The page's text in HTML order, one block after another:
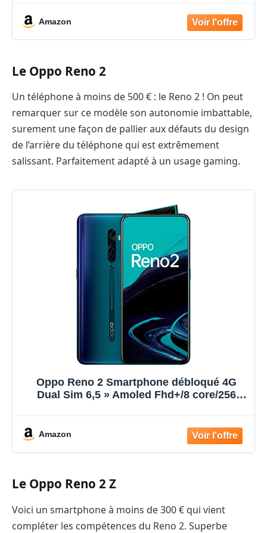
Amazon
Le Oppo Reno 2
Un téléphone à moins de 500 € : le Reno 2 ! On peut
remarquer sur ce modèle son autonomie imbattable,
surement une façon de pallier aux défauts du design
de l’arrière du téléphone qui est extrêmement
salissant. Parfaitement adapté à un usage gaming.
Oppo Reno 2 Smartphone débloqué 4G
Dual Sim 6,5 » Amoled Fhd+/8 core/256
Amazon
Le Oppo Reno 2 Z
Voici un smartphone à moins de 300 € qui vient
compléter les compétences du Reno 2. Superbe